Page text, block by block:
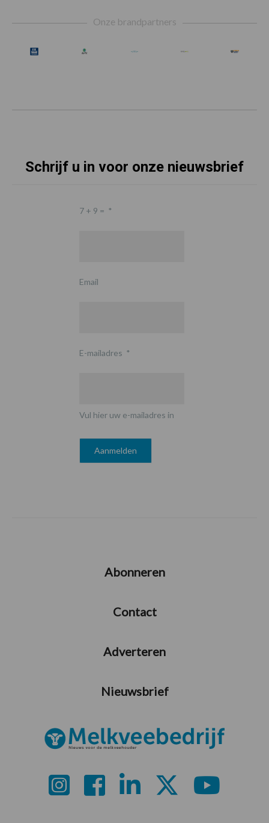
Onze brandpartners
Schrijf u in voor onze nieuwsbrief
7 + 9 = *
Email
E-mailadres *
Vul hier uw e-mailadres in
Abonneren
Contact
Adverteren
Nieuwsbrief